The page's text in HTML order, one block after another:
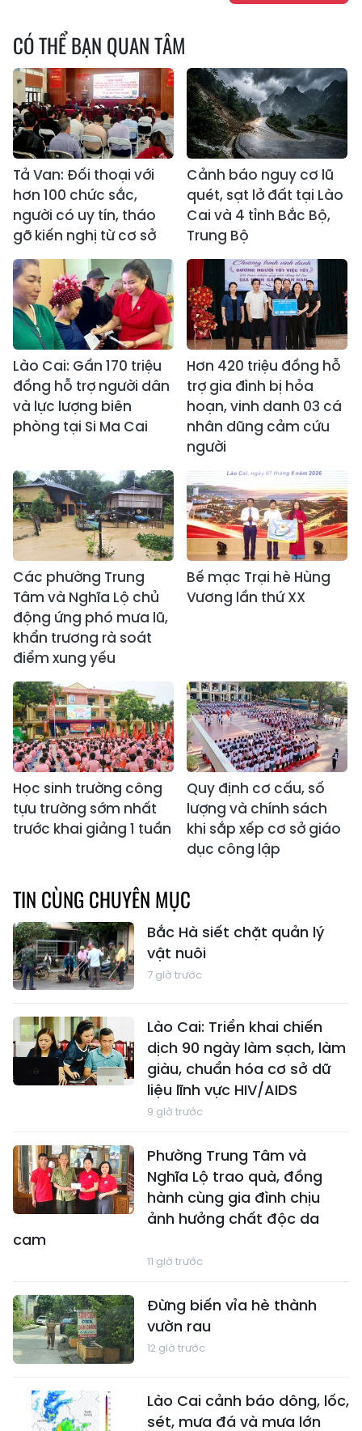
CÓ THỂ BẠN QUAN TÂM
Tả Van: Đối thoại với
hơn 100 chức sắc,
người có uy tín, tháo
gỡ kiến nghị từ cơ sở
Cảnh báo nguy cơ lũ
quét, sạt lở đất tại Lào
Cai và 4 tỉnh Bắc Bộ,
Trung Bộ
Lào Cai: Gần 170 triệu
đồng hỗ trợ người dân
và lực lượng biên
phòng tại Si Ma Cai
Hơn 420 triệu đồng hỗ
trợ gia đình bị hỏa
hoạn, vinh danh 03 cá
nhân dũng cảm cứu
người
Các phường Trung
Tâm và Nghĩa Lộ chủ
động ứng phó mưa lũ,
khẩn trương rà soát
điểm xung yếu
Bế mạc Trại hè Hùng
Vương lần thứ XX
Học sinh trường công
tựu trường sớm nhất
trước khai giảng 1 tuần
Quy định cơ cấu, số
lượng và chính sách
khi sắp xếp cơ sở giáo
dục công lập
TIN CÙNG CHUYÊN MỤC
Bắc Hà siết chặt quản lý
vật nuôi
7 giờ trước
Lào Cai: Triển khai chiến
dịch 90 ngày làm sạch, làm
giàu, chuẩn hóa cơ sở dữ
liệu lĩnh vực HIV/AIDS
9 giờ trước
Phường Trung Tâm và
Nghĩa Lộ trao quà, đồng
hành cùng gia đình chịu
ảnh hưởng chất độc da
cam
11 giờ trước
Đừng biến vỉa hè thành
vườn rau
12 giờ trước
Lào Cai cảnh báo dông, lốc,
sét, mưa đá và mưa lớn